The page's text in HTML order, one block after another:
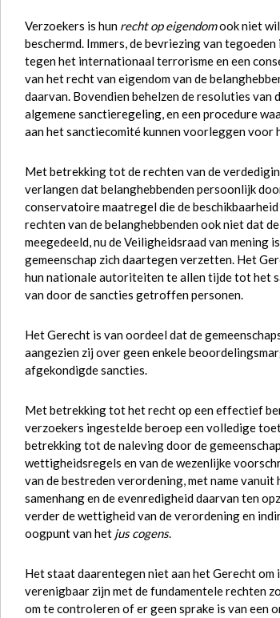
Verzoekers is hun recht op eigendomook niet
beschermd. Immers, de bevriezing van
tegen het internationaal terrorisme en een
van het recht van eigendom van de
daarvan. Bovendien behelzen de resoluties van
algemene sanctieregeling, en een procedure
aan het sanctiecomité kunnen voorleggen voor
Met betrekking tot de rechten van de
verlangen dat belanghebbenden persoonlijk
conservatoire maatregel die de
rechten van de belanghebbenden ook niet dat
meegedeeld, nu de Veiligheidsraad van
gemeenschap zich daartegen verzetten. Het
hun nationale autoriteiten te allen tijde tot het
van door de sancties getroffen personen.
Het Gerecht is van oordeel dat de
aangezien zij over geen enkele
afgekondigde sancties.
Met betrekking tot het recht op een effectief
verzoekers ingestelde beroep een volledige
betrekking tot de naleving door de
wettigheidsregels en van de wezenlijke
van de bestreden verordening, met name
samenhang en de evenredigheid daarvan ten
verder de wettigheid van de verordening en
oogpunt van het jus cogens.
Het staat daarentegen niet aan het Gerecht
verenigbaar zijn met de fundamentele rechten
om te controleren of er geen sprake is van een